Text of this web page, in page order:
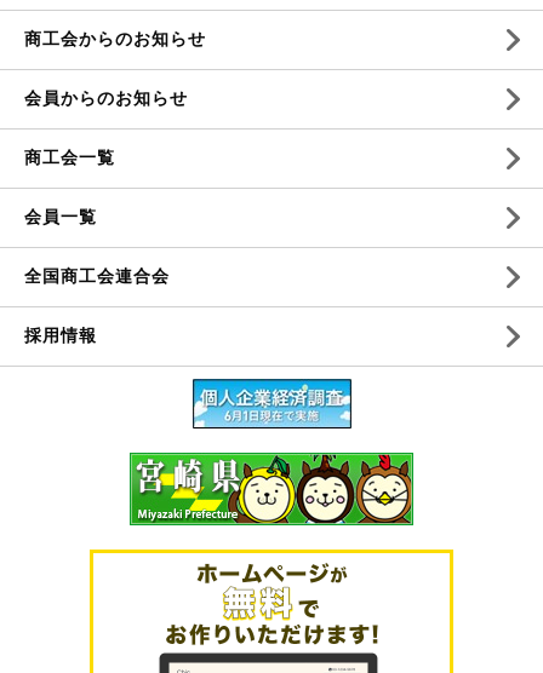
商工会からのお知らせ
会員からのお知らせ
商工会一覧
会員一覧
全国商工会連合会
採用情報